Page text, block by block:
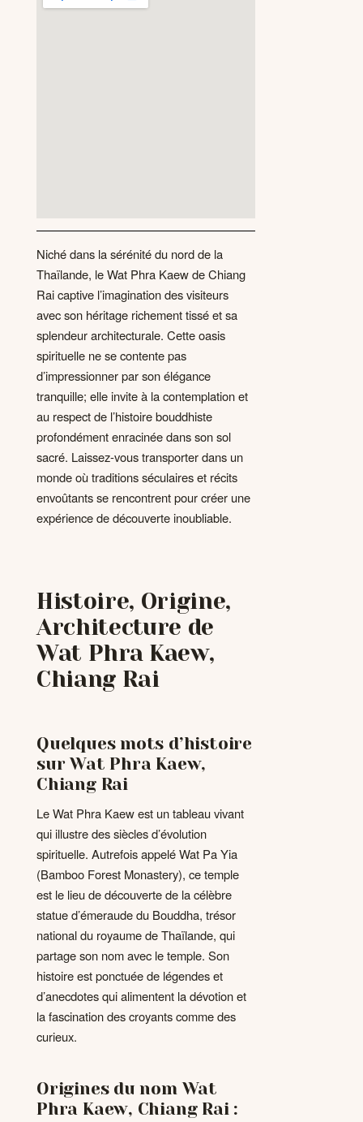
Niché dans la sérénité du nord de la
Thaïlande, le Wat Phra Kaew de Chiang
Rai captive l’imagination des visiteurs
avec son héritage richement tissé et sa
splendeur architecturale. Cette oasis
spirituelle ne se contente pas
d’impressionner par son élégance
tranquille; elle invite à la contemplation et
au respect de l’histoire bouddhiste
profondément enracinée dans son sol
sacré. Laissez-vous transporter dans un
monde où traditions séculaires et récits
envoûtants se rencontrent pour créer une
expérience de découverte inoubliable.
Histoire, Origine,
Architecture de
Wat Phra Kaew,
Chiang Rai
Quelques mots d’histoire
sur Wat Phra Kaew,
Chiang Rai
Le Wat Phra Kaew est un tableau vivant
qui illustre des siècles d’évolution
spirituelle. Autrefois appelé Wat Pa Yia
(Bamboo Forest Monastery), ce temple
est le lieu de découverte de la célèbre
statue d’émeraude du Bouddha, trésor
national du royaume de Thaïlande, qui
partage son nom avec le temple. Son
histoire est ponctuée de légendes et
d’anecdotes qui alimentent la dévotion et
la fascination des croyants comme des
curieux.
Origines du nom Wat
Phra Kaew, Chiang Rai :